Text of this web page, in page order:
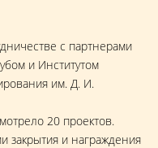
с партнерами
и Институтом
им. Д. И.
20 проектов.
закрытия и награждения